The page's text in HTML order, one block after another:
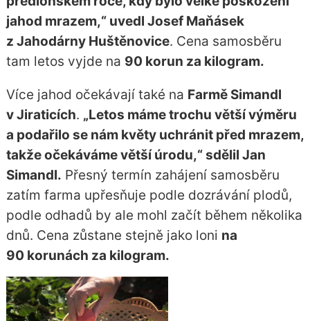
jahod mrazem,“ uvedl Josef Maňásek
z Jahodárny Huštěnovice. Cena samosběru
tam letos vyjde na 90 korun za kilogram.
Více jahod očekávají také na Farmě Simandl
v Jiraticích. „Letos máme trochu větší výměru
a podařilo se nám květy uchránit před mrazem,
takže očekáváme větší úrodu,“ sdělil Jan
Simandl. Přesný termín zahájení samosběru
zatím farma upřesňuje podle dozrávání plodů,
podle odhadů by ale mohl začít během několika
dnů. Cena zůstane stejně jako loni na
90 korunách za kilogram.